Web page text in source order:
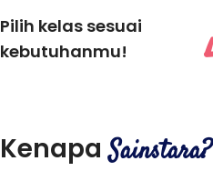
Pilih kelas sesuai
kebutuhanmu!
KenapaSainstara?